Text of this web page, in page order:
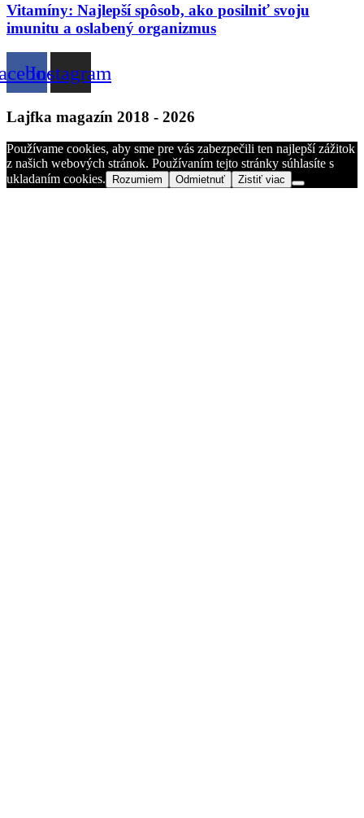
Vitamíny: Najlepší spôsob, ako posilniť svoju
imunitu a oslabený organizmus
Instagram
Lajfka magazín 2018 - 2026
Používame cookies, aby sme pre vás zabezpečili ten najlepší zážitok
z našich webových stránok. Používaním tejto stránky súhlasíte s
ukladaním cookies.
Rozumiem Odmietnuť Zistiť viac